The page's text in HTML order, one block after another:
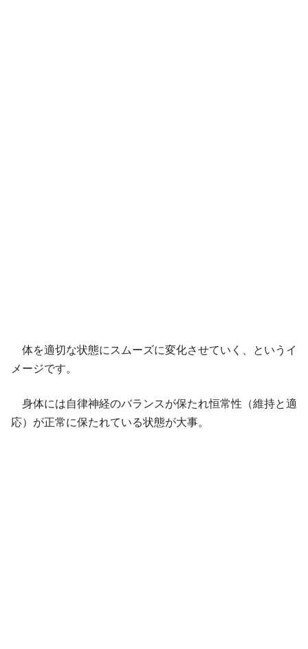
体を適切な状態にスムーズに変化させていく、というイ
メージです。
身体には自律神経のバランスが保たれ恒常性（維持と適
応）が正常に保たれている状態が大事。